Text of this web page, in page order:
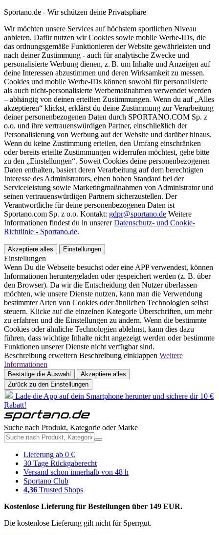
Sportano.de - Wir schützen deine Privatsphäre
Wir möchten unsere Services auf höchstem sportlichen Niveau
anbieten. Dafür nutzen wir Cookies sowie mobile Werbe-IDs, die
das ordnungsgemäße Funktionieren der Website gewährleisten und
nach deiner Zustimmung - auch für analytische Zwecke und
personalisierte Werbung dienen, z. B. um Inhalte und Anzeigen auf
deine Interessen abzustimmen und deren Wirksamkeit zu messen.
Cookies und mobile Werbe-IDs können sowohl für personalisierte
als auch nicht-personalisierte Werbemaßnahmen verwendet werden
– abhängig von deinen erteilten Zustimmungen. Wenn du auf „Alles
akzeptieren“ klickst, erklärst du deine Zustimmung zur Verarbeitung
deiner personenbezogenen Daten durch SPORTANO.COM Sp. z
o.o. und ihre vertrauenswürdigen Partner, einschließlich der
Personalisierung von Werbung auf der Website und darüber hinaus.
Wenn du keine Zustimmung erteilen, den Umfang einschränken
oder bereits erteilte Zustimmungen widerrufen möchtest, gehe bitte
zu den „Einstellungen“. Soweit Cookies deine personenbezogenen
Daten enthalten, basiert deren Verarbeitung auf dem berechtigten
Interesse des Administrators, einen hohen Standard bei der
Serviceleistung sowie Marketingmaßnahmen von Administrator und
seinen vertrauenswürdigen Partnern sicherzustellen. Der
Verantwortliche für deine personenbezogenen Daten ist
Sportano.com Sp. z o.o. Kontakt: gdpr@sportano.de Weitere
Informationen findest du in unsererDatenschutz- und Cookie-
Richtlinie - Sportano.de.
Akzeptiere alles Einstellungen
Einstellungen
Wenn Du die Webseite besuchst oder eine APP verwendest, können
Informationen heruntergeladen oder gespeichert werden (z. B. über
den Browser). Da wir die Entscheidung den Nutzer überlassen
möchten, wie unsere Dienste nutzen, kann man die Verwendung
bestimmter Arten von Cookies oder ähnlichen Technologien selbst
steuern. Klicke auf die einzelnen Kategorie Überschriften, um mehr
zu erfahren und die Einstellungen zu ändern. Wenn die bestimmte
Cookies oder ähnliche Technologien ablehnst, kann dies dazu
führen, dass wichtige Inhalte nicht angezeigt werden oder bestimmte
Funktionen unserer Dienste nicht verfügbar sind.
Beschreibung erweitern Beschreibung einklappen Weitere
Informationen
Bestätige die Auswahl
Akzeptiere alles
Zurück zu den Einstellungen
Lade die App auf dein Smartphone herunter und sichere dir 10 €
Rabatt!
Suche nach Produkt, Kategorie oder Marke
Lieferung ab 0 €
30 Tage Rückgaberecht
Versand schon innerhalb von 48 h
Sportano Club
4,36 Trusted Shops
Kostenlose Lieferung für Bestellungen über 149 EUR.
Die kostenlose Lieferung gilt nicht für Sperrgut.